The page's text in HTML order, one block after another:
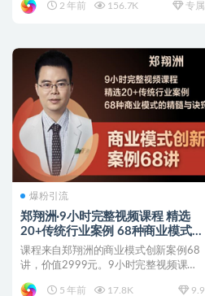
2 年前
156.7K 专属
爆粉引流
郑翔洲·9小时完整视频课程 精选
20+传统行业案例 68种商业模式的
精髓与诀窍
课程来自郑翔洲的商业模式创新案例68
讲，价值2999元。9小时完整视频课
5 年前
17.8K 9.9